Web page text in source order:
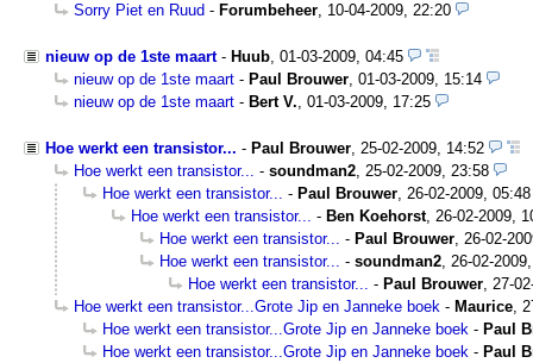
Sorry Piet en Ruud - Forumbeheer, 10-04-2009, 22:20
nieuw op de 1ste maart- Huub 01-03-2009, 04:45
nieuw op de 1ste maart - Paul Brouwer 01-03-2009, 15:14
nieuw op de 1ste maart - Bert V. 01-03-2009, 17:25
Hoe werkt een transistor... - Paul Brouwer 25-02-2009, 14:52
Hoe werkt een transistor...
- soundman2 25-02-2009, 23:58
Hoe werkt een transistor...
- Paul Brouwer 26-02-2009, 05:48
Hoe werkt een transistor...
- Ben Koehorst, 26-02-2009,
Hoe werkt een transistor...
- Paul Brouwer 26-02-
Hoe werkt een transistor...
- soundman2 26-02-
Hoe werkt een transistor...
- Paul Brouwer 27-
Hoe werkt een transistor...Grote Jip en Janneke boek - Maurice
Hoe werkt een transistor...Grote Jip en Janneke boek - Paul
Hoe werkt een transistor...Grote Jip en Janneke boek - Paul